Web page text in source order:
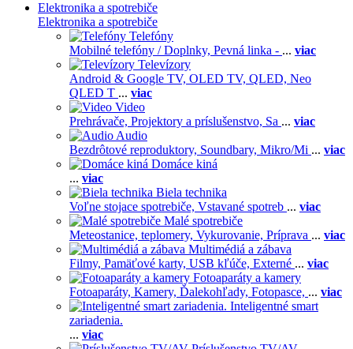
Elektronika a spotrebiče
Elektronika a spotrebiče
Telefóny
Mobilné telefóny / Doplnky, Pevná linka - ... viac
Televízory
Android & Google TV, OLED TV, QLED, Neo
QLED T ... viac
Video
Prehrávače, Projektory a príslušenstvo, Sa ... viac
Audio
Bezdrôtové reproduktory, Soundbary, Mikro/Mi ... viac
Domáce kiná
... viac
Biela technika
Voľne stojace spotrebiče, Vstavané spotreb ... viac
Malé spotrebiče
Meteostanice, teplomery, Vykurovanie, Príprava ... viac
Multimédiá a zábava
Filmy, Pamäťové karty, USB kľúče, Externé ... viac
Fotoaparáty a kamery
Fotoaparáty, Kamery, Ďalekohľady, Fotopasce, ... viac
Inteligentné smart
zariadenia.
... viac